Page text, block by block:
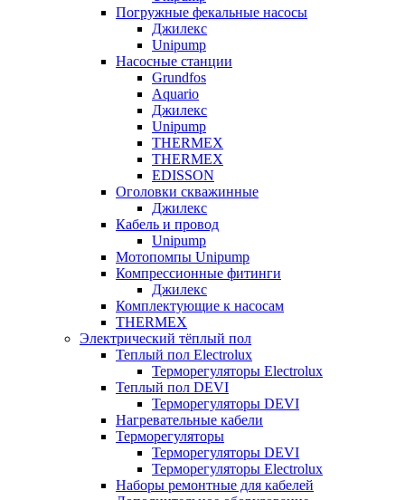
Погружные фекальные насосы
Джилекс
Unipump
Насосные станции
Grundfos
Aquario
Джилекс
Unipump
THERMEX
THERMEX
EDISSON
Оголовки скважинные
Джилекс
Кабель и провод
Unipump
Мотопомпы Unipump
Компрессионные фитинги
Джилекс
Комплектующие к насосам
THERMEX
Электрический тёплый пол
Теплый пол Electrolux
Терморегуляторы Electrolux
Теплый пол DEVI
Терморегуляторы DEVI
Нагревательные кабели
Терморегуляторы
Терморегуляторы DEVI
Терморегуляторы Electrolux
Наборы ремонтные для кабелей